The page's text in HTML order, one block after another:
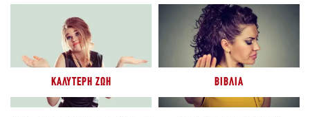
ΚΑΛΎΤΕΡΗ ΖΩΉ ΒΙΒΛΊΑ